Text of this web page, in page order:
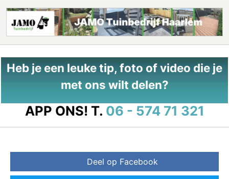
Heb je een leuke tip, foto of video die je
met ons wilt delen?
APP ONS! T. 06 - 574 71 321
Deel op Facebook